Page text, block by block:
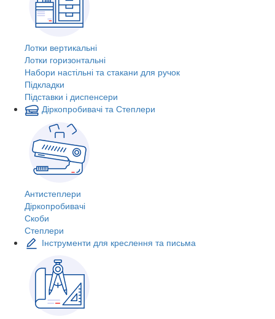
Лотки вертикальні
Лотки горизонтальні
Набори настільні та стакани для ручок
Підкладки
Підставки і диспенсери
Діркопробивачі та Степлери
Антистеплери
Діркопробивачі
Скоби
Степлери
Інструменти для креслення та письма